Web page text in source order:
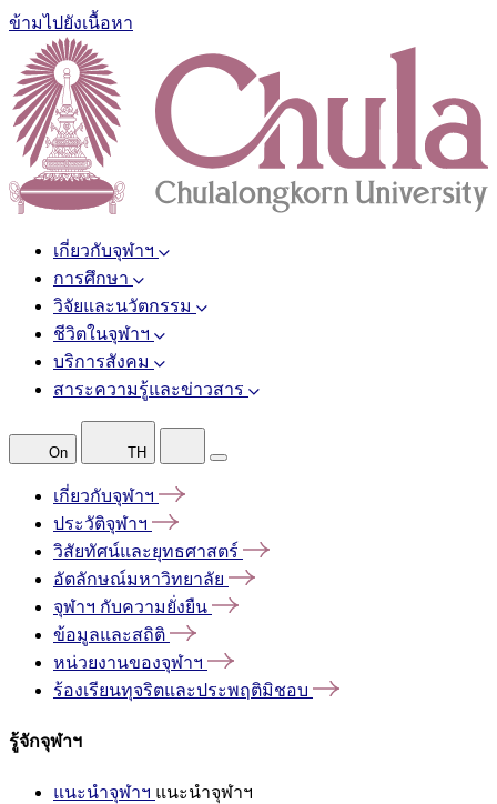
ข้ามไปยังเนื้อหา
เกี่ยวกับจุฬาฯ
การศึกษา
วิจัยและนวัตกรรม
ชีวิตในจุฬาฯ
บริการสังคม
สาระความรู้และข่าวสาร
On TH
เกี่ยวกับจุฬาฯ
ประวัติจุฬาฯ
วิสัยทัศน์และยุทธศาสตร์
อัตลักษณ์มหาวิทยาลัย
จุฬาฯ กับความยั่งยืน
ข้อมูลและสถิติ
หน่วยงานของจุฬาฯ
ร้องเรียนทุจริตและประพฤติมิชอบ
รู้จักจุฬาฯ
แนะนำจุฬาฯ แนะนำจุฬาฯ